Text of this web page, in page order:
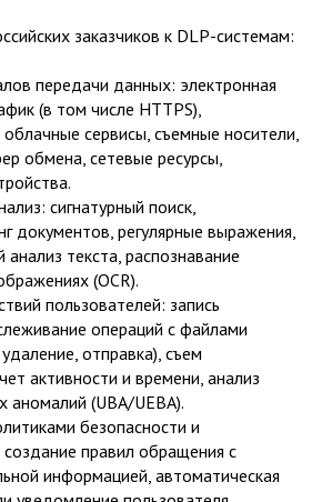
заказчиков к DLP-системам:
передачи данных: электронная
(в том числе HTTPS),
сервисы, съемные носители,
обмена, сетевые ресурсы,
сигнатурный поиск,
документов, регулярные выражения,
анализ текста, распознавание
(OCR).
пользователей: запись
операций с файлами
отправка), съем
активности и времени, анализ
аномалий (UBA/UEBA).
безопасности и
создание правил обращения с
информацией, автоматическая